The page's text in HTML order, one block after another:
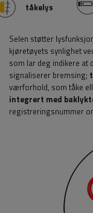
tåkelys
Selen støtter
kjøretøyets synlighet
som lar deg indikere at
signaliserer bremsing;
værforhold, som tåke
integrert med
registreringsnummer